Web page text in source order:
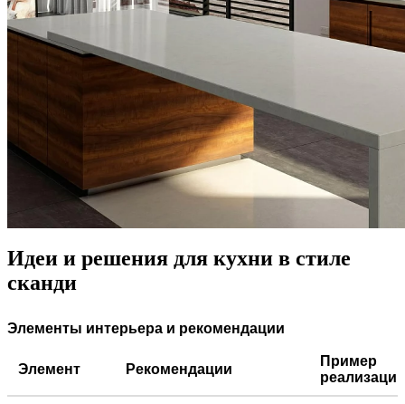
Идеи и решения для кухни в стиле
сканди
Элементы интерьера и рекомендации
Элемент Рекомендации
Пример
реализации